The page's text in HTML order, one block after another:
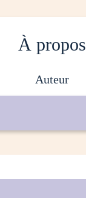
À propos
auteur